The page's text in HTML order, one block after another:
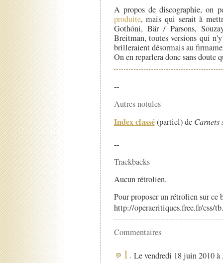
A propos de discographie, on
produite, mais qui serait à
Gothóni, Bär / Parsons,
Breitman, toutes versions qui
brilleraient désormais au
On en reparlera donc sans doute
--
Autres notules
Index classé(partiel) de Carnets
--
Trackbacks
Aucun rétrolien.
Pour proposer un rétrolien sur
http://operacritiques.free.fr/css/
Commentaires
1. Le vendredi 18 juin 2010